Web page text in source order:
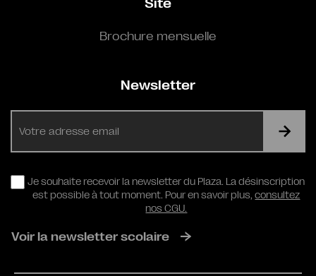
Site
Brochure mensuelle
Newsletter
RGPD
Je souhaite recevoir la newsletter du Plaza. La désinscription
est possible à tout moment. Pour en savoir plus,consultez
nos CGU.
Voir la newsletter scolaire